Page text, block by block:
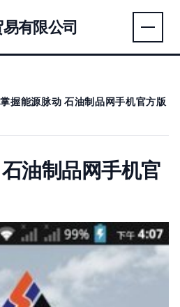
有限公司
掌握能源脉动 石油制品网手机官方版
油制品网手机官